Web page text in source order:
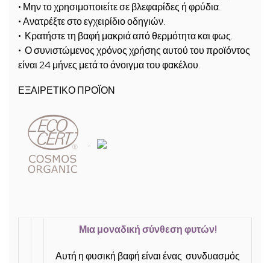
• Μην το χρησιμοποιείτε σε βλεφαρίδες ή φρύδια.
• Ανατρέξτε στο εγχειρίδιο οδηγιών.
• Κρατήστε τη βαφή μακριά από θερμότητα και φως.
• Ο συνιστώμενος χρόνος χρήσης αυτού του προϊόντος
είναι 24 μήνες μετά το άνοιγμα του φακέλου.
ΕΞΑΙΡΕΤΙΚΟ ΠΡΟΪΟΝ
.
Μια μοναδική σύνθεση φυτών!
Αυτή η φυσική βαφή είναι ένας συνδυασμός